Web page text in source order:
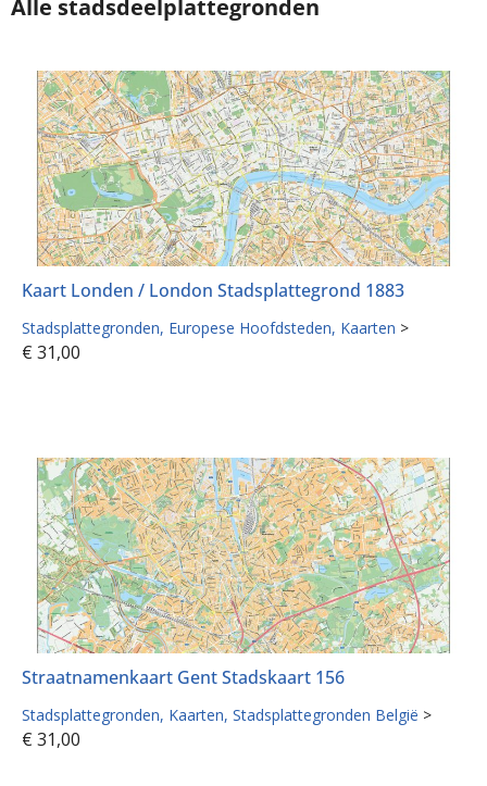
Alle stadsdeelplattegronden
Kaart Londen / London Stadsplattegrond 1883
Stadsplattegronden Europese Hoofdsteden Kaarten >
€ 31,00
Straatnamenkaart Gent Stadskaart 156
Stadsplattegronden Kaarten Stadsplattegronden België >
€ 31,00